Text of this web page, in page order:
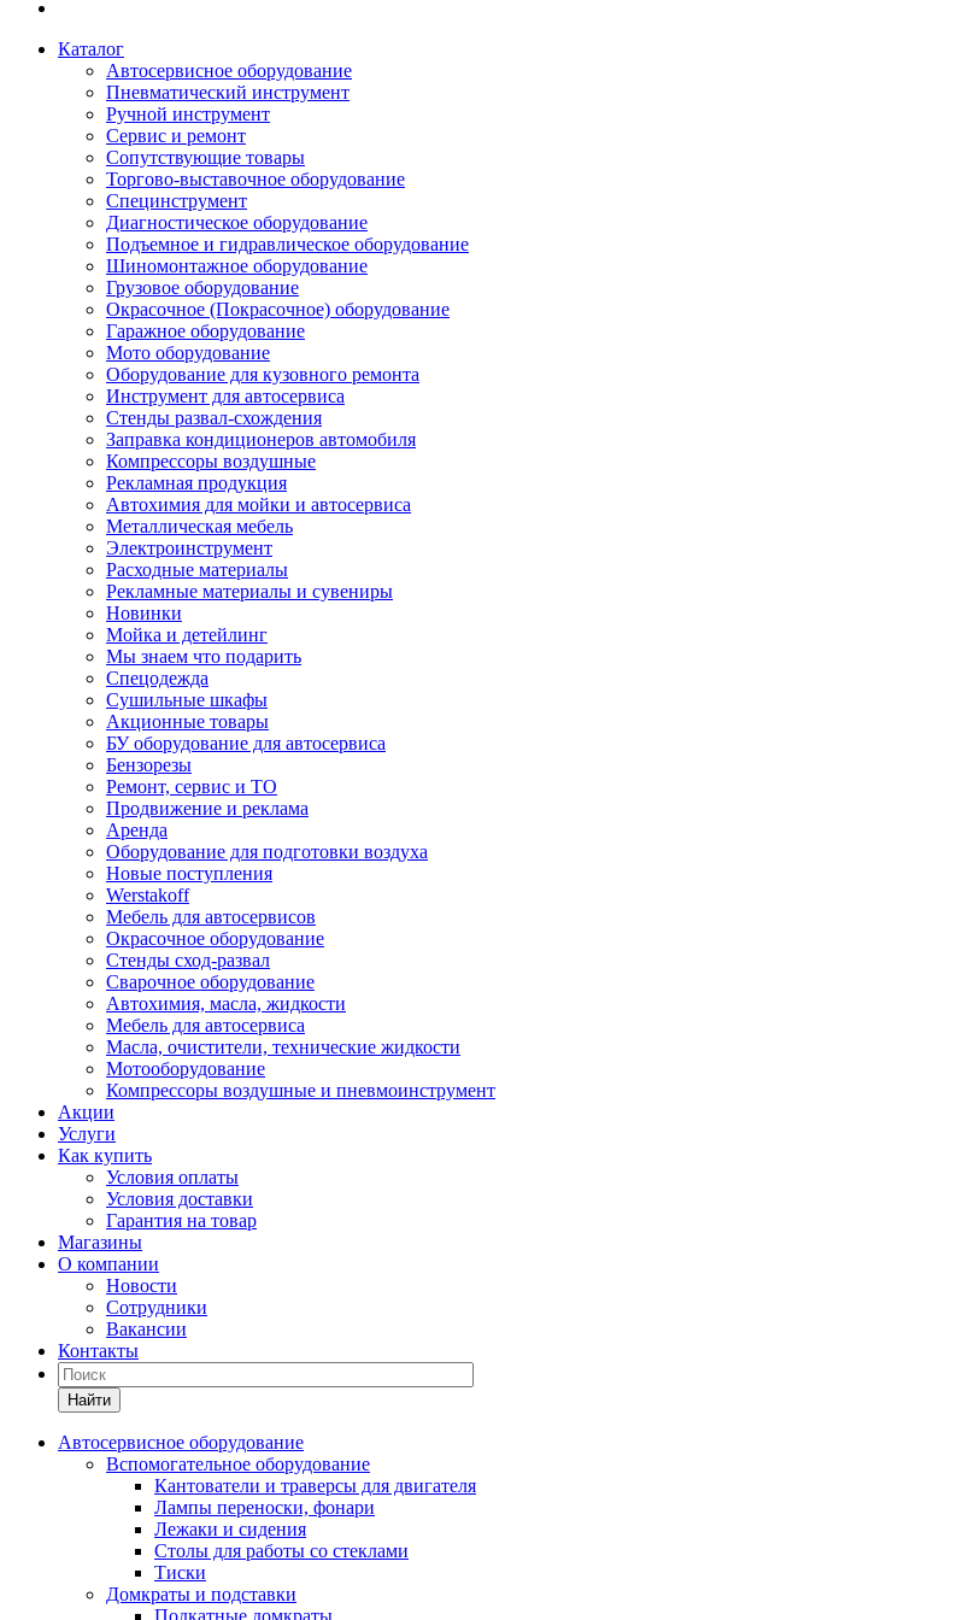
Каталог
Автосервисное оборудование
Пневматический инструмент
Ручной инструмент
Сервис и ремонт
Сопутствующие товары
Торгово-выставочное оборудование
Специнструмент
Диагностическое оборудование
Подъемное и гидравлическое оборудование
Шиномонтажное оборудование
Грузовое оборудование
Окрасочное (Покрасочное) оборудование
Гаражное оборудование
Мото оборудование
Оборудование для кузовного ремонта
Инструмент для автосервиса
Стенды развал-схождения
Заправка кондиционеров автомобиля
Компрессоры воздушные
Рекламная продукция
Автохимия для мойки и автосервиса
Металлическая мебель
Электроинструмент
Расходные материалы
Рекламные материалы и сувениры
Новинки
Мойка и детейлинг
Мы знаем что подарить
Спецодежда
Сушильные шкафы
Акционные товары
БУ оборудование для автосервиса
Бензорезы
Ремонт, сервис и ТО
Продвижение и реклама
Аренда
Оборудование для подготовки воздуха
Новые поступления
Werstakoff
Мебель для автосервисов
Окрасочное оборудование
Стенды сход-развал
Сварочное оборудование
Автохимия, масла, жидкости
Мебель для автосервиса
Масла, очистители, технические жидкости
Мотооборудование
Компрессоры воздушные и пневмоинструмент
Акции
Услуги
Как купить
Условия оплаты
Условия доставки
Гарантия на товар
Магазины
О компании
Новости
Сотрудники
Вакансии
Контакты
Найти
Автосервисное оборудование
Вспомогательное оборудование
Кантователи и траверсы для двигателя
Лампы переноски, фонари
Лежаки и сидения
Столы для работы со стеклами
Тиски
Домкраты и подставки
Подкатные домкраты